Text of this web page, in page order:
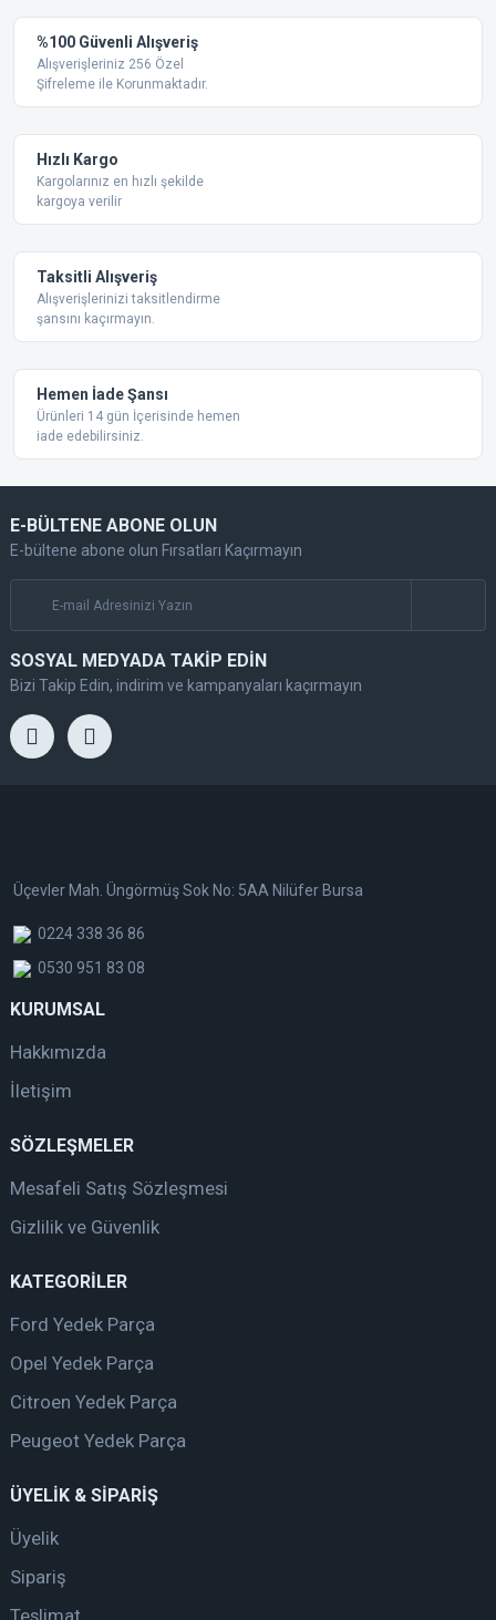
%100 Güvenli Alışveriş
Alışverişleriniz 256 Özel
Şifreleme ile Korunmaktadır.
Hızlı Kargo
Kargolarınız en hızlı şekilde
kargoya verilir
Taksitli Alışveriş
Alışverişlerinizi taksitlendirme
şansını kaçırmayın.
Hemen İade Şansı
Ürünleri 14 gün İçerisinde hemen
iade edebilirsiniz.
E-BÜLTENE ABONE OLUN
E-bültene abone olun Fırsatları Kaçırmayın
SOSYAL MEDYADA TAKİP EDİN
Bizi Takip Edin, indirim ve kampanyaları kaçırmayın
Üçevler Mah. Üngörmüş Sok No: 5AA Nilüfer Bursa
0224 338 36 86
0530 951 83 08
KURUMSAL
Hakkımızda
İletişim
SÖZLEŞMELER
Mesafeli Satış Sözleşmesi
Gizlilik ve Güvenlik
KATEGORİLER
Ford Yedek Parça
Opel Yedek Parça
Citroen Yedek Parça
Peugeot Yedek Parça
ÜYELİK & SİPARİŞ
Üyelik
Sipariş
Teslimat